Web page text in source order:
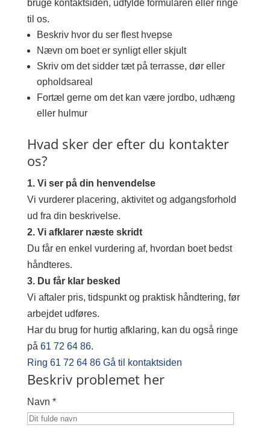
bruge kontaktsiden, udfylde formularen eller ringe
til os.
Beskriv hvor du ser flest hvepse
Nævn om boet er synligt eller skjult
Skriv om det sidder tæt på terrasse, dør eller
opholdsareal
Fortæl gerne om det kan være jordbo, udhæng
eller hulmur
Hvad sker der efter du kontakter
os?
1. Vi ser på din henvendelse
Vi vurderer placering, aktivitet og adgangsforhold
ud fra din beskrivelse.
2. Vi afklarer næste skridt
Du får en enkel vurdering af, hvordan boet bedst
håndteres.
3. Du får klar besked
Vi aftaler pris, tidspunkt og praktisk håndtering, før
arbejdet udføres.
Har du brug for hurtig afklaring, kan du også ringe
på 61 72 64 86.
Ring 61 72 64 86 Gå til kontaktsiden
Beskriv problemet her
Navn *